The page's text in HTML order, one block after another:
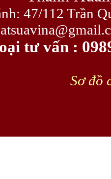
47/112 Trần
tư vấn :
Sơ đồ